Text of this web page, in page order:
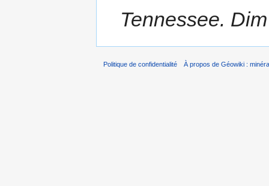
Tennessee.
Politique de confidentialité À propos de Géowiki :